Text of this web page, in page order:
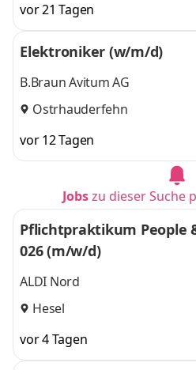
vor 21 Tagen
Elektroniker (w/m/d)
B.Braun Avitum AG
Ostrhauderfehn
vor 12 Tagen
Jobszu dieser Suche
Pflichtpraktikum People
026 (m/w/d)
ALDI Nord
Hesel
vor 4 Tagen